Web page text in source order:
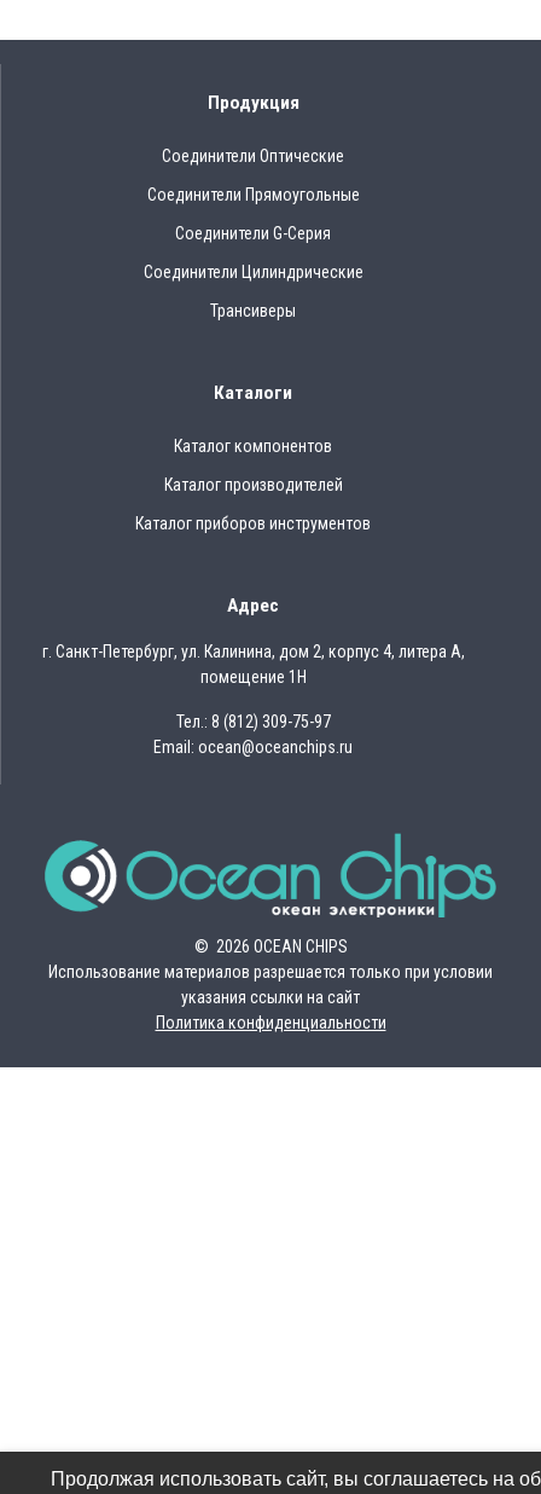
Продукция
Соединители Оптические
Соединители Прямоугольные
Соединители G-Серия
Соединители Цилиндрические
Трансиверы
Каталоги
Каталог компонентов
Каталог производителей
Каталог приборов инструментов
Адрес
г. Санкт-Петербург, ул. Калинина, дом 2, корпус 4, литера А,
помещение 1Н
Тел.: 8 (812) 309-75-97
Email: ocean@oceanchips.ru
© 2026 OCEAN CHIPS
Использование материалов разрешается только при условии
указания ссылки на сайт
Политика конфиденциальности
Продолжая использовать сайт, вы соглашаетесь на